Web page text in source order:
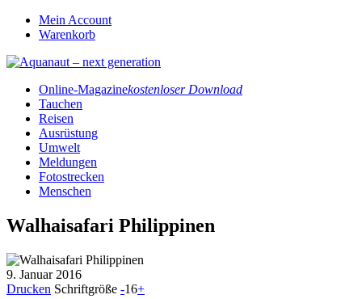
Mein Account
Warenkorb
Online-Magazinekostenloser Download
Tauchen
Reisen
Ausrüstung
Umwelt
Meldungen
Fotostrecken
Menschen
Walhaisafari Philippinen
9. Januar 2016
Drucken Schriftgröße -16+